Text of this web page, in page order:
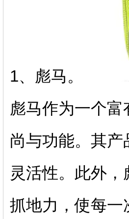
1、彪马。
彪马作为一个
尚与功能。其
灵活性。此外
抓地力，使每